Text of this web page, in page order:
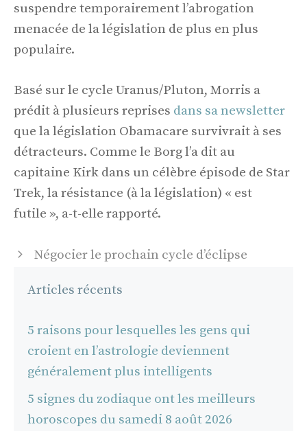
suspendre temporairement l’abrogation
menacée de la législation de plus en plus
populaire.
Basé sur le cycle Uranus/Pluton, Morris a
prédit à plusieurs reprises dans sa newsletter
que la législation Obamacare survivrait à ses
détracteurs. Comme le Borg l’a dit au
capitaine Kirk dans un célèbre épisode de Star
Trek, la résistance (à la législation) « est
futile », a-t-elle rapporté.
Navigation
articles
Négocier le prochain cycle d’éclipse
Articles récents
5 raisons pour lesquelles les gens qui
croient en l’astrologie deviennent
généralement plus intelligents
5 signes du zodiaque ont les meilleurs
horoscopes du samedi 8 août 2026